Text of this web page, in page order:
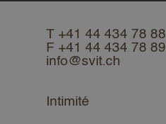
T +41 44 434 78 88
F +41 44 434 78 89
info@svit.ch
Intimité